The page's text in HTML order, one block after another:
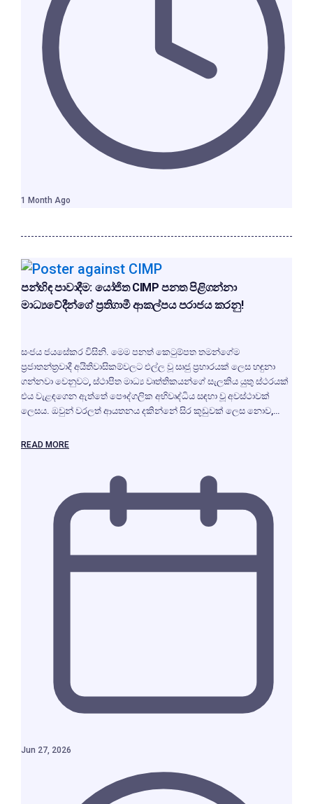
1 Month Ago
පන්හිඳ පාවාදීම: යෝජිත CIMP පනත පිළිගන්නා
මාධ්‍යවේදීන්ගේ ප්‍රතිගාමී ආකල්පය පරාජය කරනු!
​සංජය ජයසේකර විසිනි. මෙම පනත් කෙටුම්පත තමන්ගේම
ප්‍රජාතන්ත්‍රවාදී අයිතිවාසිකම්වලට එල්ල වූ සෘජු ප්‍රහාරයක් ලෙස හඳුනා
ගන්නවා වෙනුවට, ස්ථාපිත මාධ්‍ය වෘත්තිකයන්ගේ සැලකිය යුතු ස්ථරයක්
එය වැළඳගෙන ඇත්තේ පෞද්ගලික අභිවෘද්ධිය සඳහා වූ අවස්ථාවක්
ලෙසය. ඔවුන් වරලත් ආයතනය දකින්නේ සිර කූඩුවක් ලෙස නොව,…
READ MORE
Jun 27, 2026